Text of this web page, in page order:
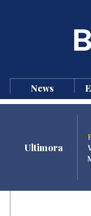
News
Ultimora